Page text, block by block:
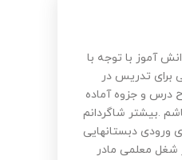
دانش آموز با توجه با
تدریس در
و جزوه آماده
.بیشتر شاگردانم
ورودی دبستانهایی
شغل معلمی مادر